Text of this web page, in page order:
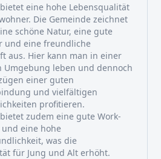
eine hohe Lebensqualität
Die Gemeinde zeichnet
schöne Natur, eine gute
und eine freundliche
aus. Hier kann man in einer
Umgebung leben und dennoch
einer guten
und vielfältigen
profitieren.
zudem eine gute Work-
und eine hohe
was die
für Jung und Alt erhöht.